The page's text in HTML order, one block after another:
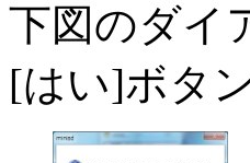
下図のダイ
[はい]ボタ